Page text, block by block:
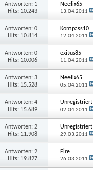
Antworten: 1
Hits: 10.243
Neelix65
13.04.2011
Antworten:0
Hits: 10.814
Kompass10
12.04.2011
Antworten:0
Hits: 10.006
exitus85
11.04.2011
Antworten:3
Hits: 15.528
Neelix65
05.04.2011
Antworten:4
Hits: 15.689
Unregistriert
02.04.2011
Antworten:2
Hits: 11.908
Unregistriert
29.03.2011
Antworten:2
Hits: 19.827
Fire
26.03.2011